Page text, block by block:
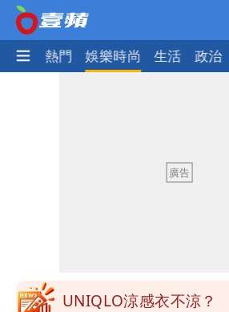
焦點 熱門 娛樂時尚 生活 政治
3資深房仲涉犯《個資
風圈逼近岸處
UNIQLO涼感衣不涼？